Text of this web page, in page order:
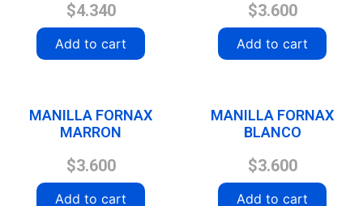
$4.340
Add to cart
$3.600
Add to cart
MANILLA FORNAX
MARRON
$3.600
Add to cart
MANILLA FORNAX
BLANCO
$3.600
Add to cart